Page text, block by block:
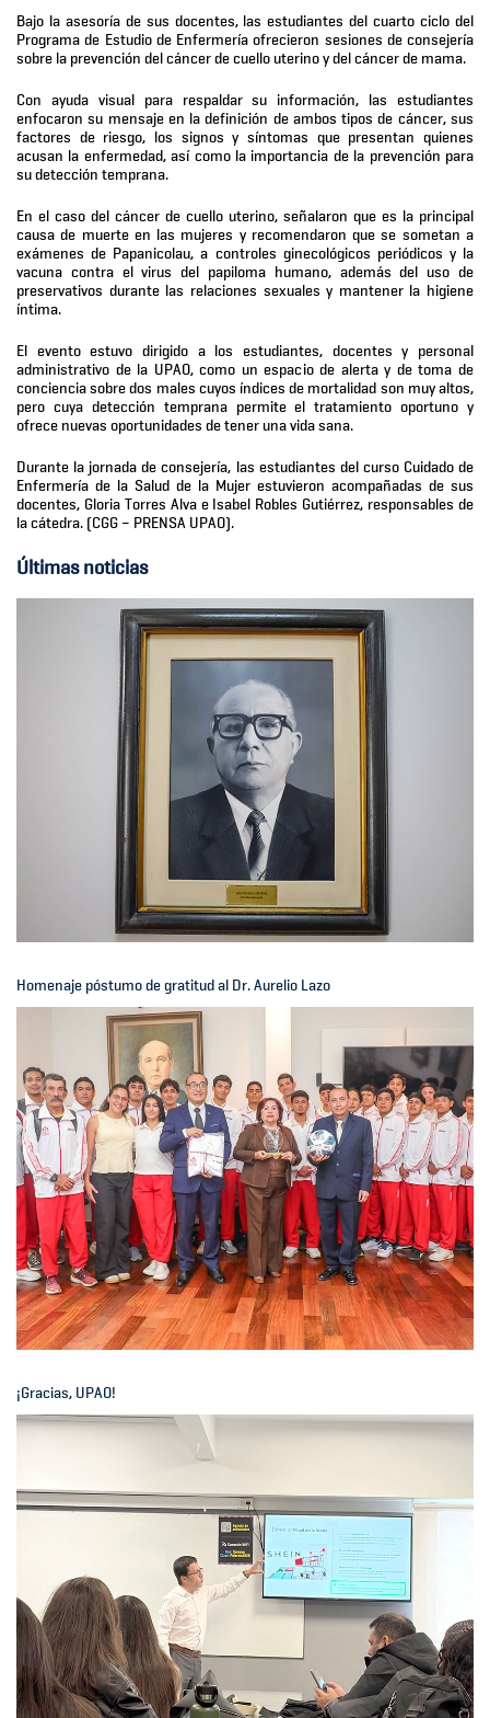
Bajo la asesoría de sus docentes, las estudiantes del cuarto ciclo del
Programa de Estudio de Enfermería ofrecieron sesiones de consejería
sobre la prevención del cáncer de cuello uterino y del cáncer de mama.
Con ayuda visual para respaldar su información, las estudiantes
enfocaron su mensaje en la definición de ambos tipos de cáncer, sus
factores de riesgo, los signos y síntomas que presentan quienes
acusan la enfermedad, así como la importancia de la prevención para
su detección temprana.
En el caso del cáncer de cuello uterino, señalaron que es la principal
causa de muerte en las mujeres y recomendaron que se sometan a
exámenes de Papanicolau, a controles ginecológicos periódicos y la
vacuna contra el virus del papiloma humano, además del uso de
preservativos durante las relaciones sexuales y mantener la higiene
íntima.
El evento estuvo dirigido a los estudiantes, docentes y personal
administrativo de la UPAO, como un espacio de alerta y de toma de
conciencia sobre dos males cuyos índices de mortalidad son muy altos,
pero cuya detección temprana permite el tratamiento oportuno y
ofrece nuevas oportunidades de tener una vida sana.
Durante la jornada de consejería, las estudiantes del curso Cuidado de
Enfermería de la Salud de la Mujer estuvieron acompañadas de sus
docentes, Gloria Torres Alva e Isabel Robles Gutiérrez, responsables de
la cátedra. (CGG – PRENSA UPAO).
Últimas noticias
Homenaje póstumo de gratitud al Dr. Aurelio Lazo
¡Gracias, UPAO!